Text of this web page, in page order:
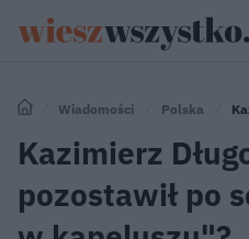
Wiadomości Polska
pozostawił po sobie "Człowiek w
Kazimierz
pozostawił po